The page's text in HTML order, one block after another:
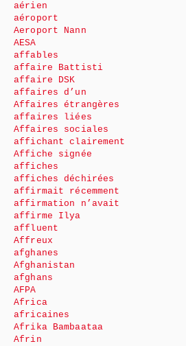
aérien
aéroport
Aeroport Nann
AESA
affables
affaire Battisti
affaire DSK
affaires d’un
Affaires étrangères
affaires liées
Affaires sociales
affichant clairement
Affiche signée
affiches
affiches déchirées
affirmait récemment
affirmation n’avait
affirme Ilya
affluent
Affreux
afghanes
Afghanistan
afghans
AFPA
Africa
africaines
Afrika Bambaataa
Afrin